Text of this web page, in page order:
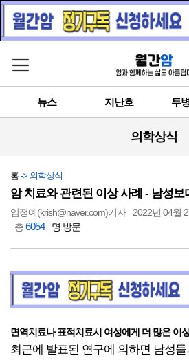
메뉴 열기
뉴스 지난호 투
의학상식
홈 -> 의학상식
암 치료와 관련된 이상 사례 - 남성
임정예(krish@naver.com)기자 2022년 04월
총6054 명 방문
면역치료나 표적치료시 여성에게 더 많은 이
최근에 발표된 연구에 의하면 남성